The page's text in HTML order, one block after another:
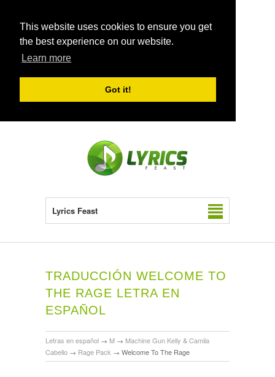
This website uses cookies to ensure you get
the best experience on our website.
Learn more
Got it!
Lyrics Feast
TRADUCCIÓN WELCOME TO
THE RAGE LETRA EN
ESPAÑOL
Letras en español → M → Machine Gun Kelly & Camila
Cabello → Rage Pack → Welcome To The Rage